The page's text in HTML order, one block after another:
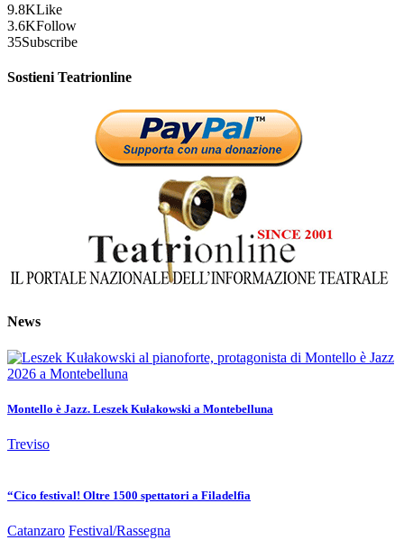
9.8KLike
3.6KFollow
35Subscribe
Sostieni Teatrionline
News
Montello è Jazz. Leszek Kułakowski a Montebelluna
Treviso
“Cico festival! Oltre 1500 spettatori a Filadelfia
Catanzaro Festival/Rassegna